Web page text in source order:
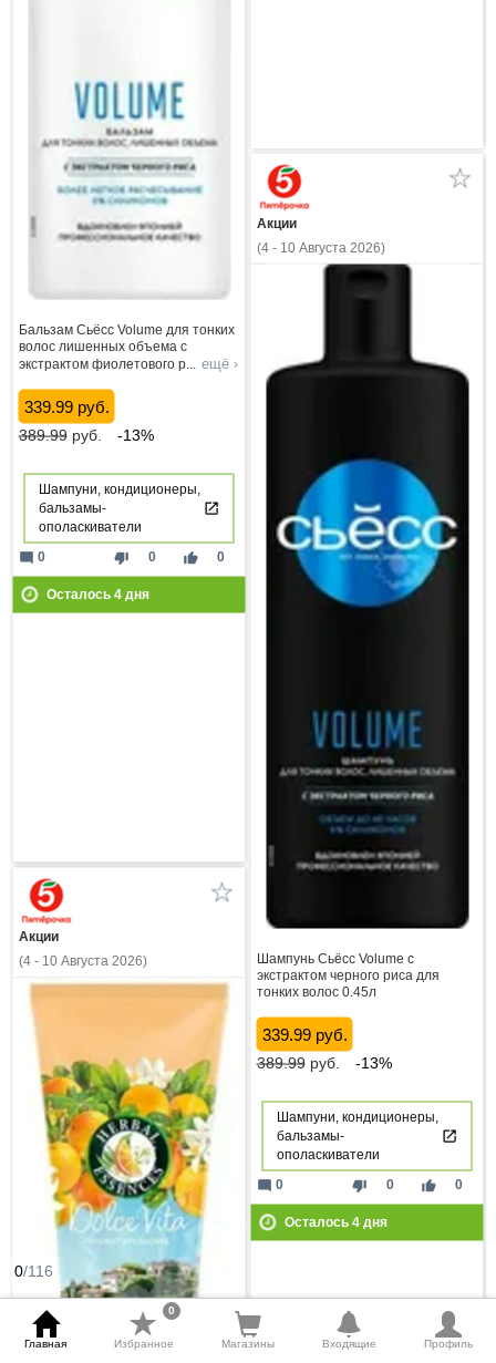
0/116
Бальзам Сьёсс Volume для тонких
волос лишенных объема с
экстрактом фиолетового р... ещё ›
339.99 руб.
389.99руб. -13%
Шампуни, кондиционеры,
бальзамы-
ополаскиватели
thumb_down 0 thumb_up 0
mode_comment 0
Осталось 4дня
Акции
(4 - 10 Августа 2026)
Шампунь Сьёсс Volume с
экстрактом черного риса для
тонких волос 0.45л
339.99 руб.
389.99руб. -13%
Шампуни, кондиционеры,
бальзамы-
ополаскиватели
thumb_down 0 thumb_up 0
mode_comment 0
Осталось 4дня
Акции
(4 - 10 Августа 2026)
Главная Избранное
0
Магазины Входящие Профиль